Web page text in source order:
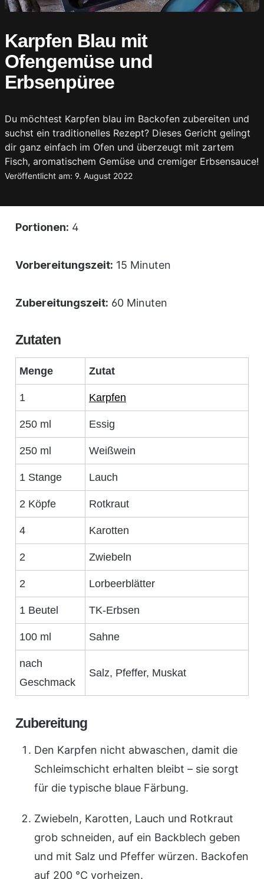
Karpfen Blau mit
Ofengemüse und
Erbsenpüree
Du möchtest Karpfen blau im Backofen zubereiten und
suchst ein traditionelles Rezept? Dieses Gericht gelingt
dir ganz einfach im Ofen und überzeugt mit zartem
Fisch, aromatischem Gemüse und cremiger Erbsensauce!
Veröffentlicht am: 9. August 2022
Portionen: 4
Vorbereitungszeit: 15 Minuten
Zubereitungszeit: 60 Minuten
Zutaten
Menge Zutat
1 Karpfen
250 ml Essig
250 ml Weißwein
1 Stange Lauch
2 Köpfe Rotkraut
4 Karotten
2 Zwiebeln
2 Lorbeerblätter
1 Beutel TK-Erbsen
100 ml Sahne
nach
Geschmack
Salz, Pfeffer, Muskat
Zubereitung
Den Karpfen nicht abwaschen, damit die
Schleimschicht erhalten bleibt – sie sorgt
für die typische blaue Färbung.
Zwiebeln, Karotten, Lauch und Rotkraut
grob schneiden, auf ein Backblech geben
und mit Salz und Pfeffer würzen. Backofen
auf 200 °C vorheizen.